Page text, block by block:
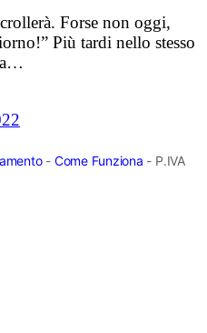
Forse non oggi,
Più tardi nello stesso
- Come Funziona - P.IVA